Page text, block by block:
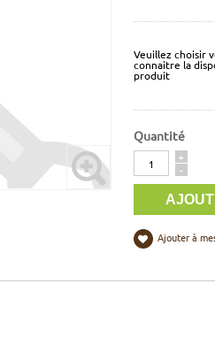
Veuillez choisir
connaitre la
produit
Quantité
Quantité
+
-
Ajouter à